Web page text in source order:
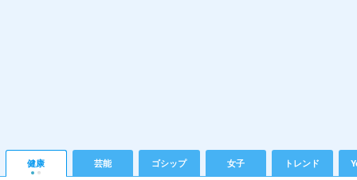
健康 芸能 ゴシップ 女子 トレンド